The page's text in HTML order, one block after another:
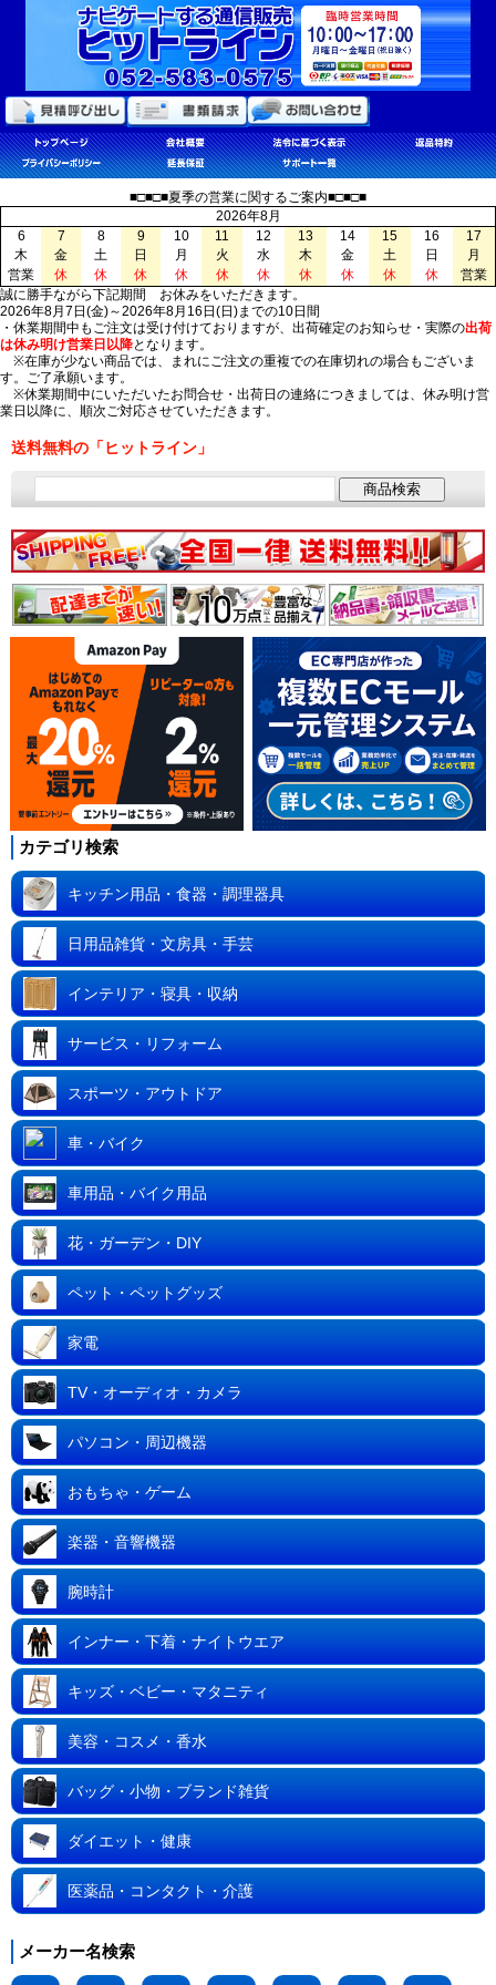
■□■□■夏季の営業に関するご案内■□■□■
2026年8月
6
7 8 9 10 11 12 13 14 15 16
17
木
金 土 日 月 火 水 木 金 土 日
月
営業
休 休 休 休 休 休 休 休 休 休
営業
誠に勝手ながら下記期間 お休みをいただきます。
2026年8月7日(金)～2026年8月16日(日)までの10日間
・休業期間中もご注文は受け付けておりますが、出荷確定のお知らせ・実際の出荷
は休み明け営業日以降となります。
※在庫が少ない商品では、まれにご注文の重複での在庫切れの場合もございま
す。ご了承願います。
※休業期間中にいただいたお問合せ・出荷日の連絡につきましては、休み明け営
業日以降に、順次ご対応させていただきます。
送料無料の「ヒットライン」
カテゴリ検索
キッチン用品・食器・調理器具
日用品雑貨・文房具・手芸
インテリア・寝具・収納
サービス・リフォーム
スポーツ・アウトドア
車・バイク
車用品・バイク用品
花・ガーデン・DIY
ペット・ペットグッズ
家電
TV・オーディオ・カメラ
パソコン・周辺機器
おもちゃ・ゲーム
楽器・音響機器
腕時計
インナー・下着・ナイトウエア
キッズ・ベビー・マタニティ
美容・コスメ・香水
バッグ・小物・ブランド雑貨
ダイエット・健康
医薬品・コンタクト・介護
メーカー名検索